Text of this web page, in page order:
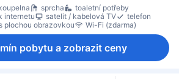
sprcha
toaletní potřeby
internetu
satelit / kabelová TV
telefon
plochou obrazovkou Wi-Fi (zdarma)
pobytu a zobrazit ceny